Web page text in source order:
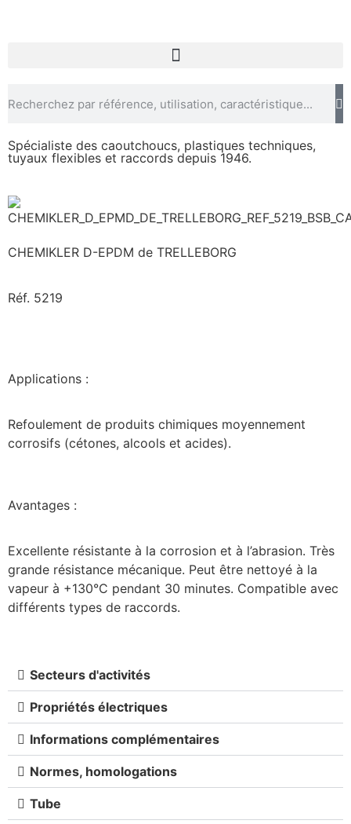
Spécialiste des caoutchoucs, plastiques techniques,
tuyaux flexibles et raccords depuis 1946.
CHEMIKLER D-EPDM de TRELLEBORG
Réf. 5219
Applications :
Refoulement de produits chimiques moyennement
corrosifs (cétones, alcools et acides).
Avantages :
Excellente résistante à la corrosion et à l’abrasion. Très
grande résistance mécanique. Peut être nettoyé à la
vapeur à +130°C pendant 30 minutes. Compatible avec
différents types de raccords.
Secteurs d'activités
Propriétés électriques
Informations complémentaires
Normes, homologations
Tube